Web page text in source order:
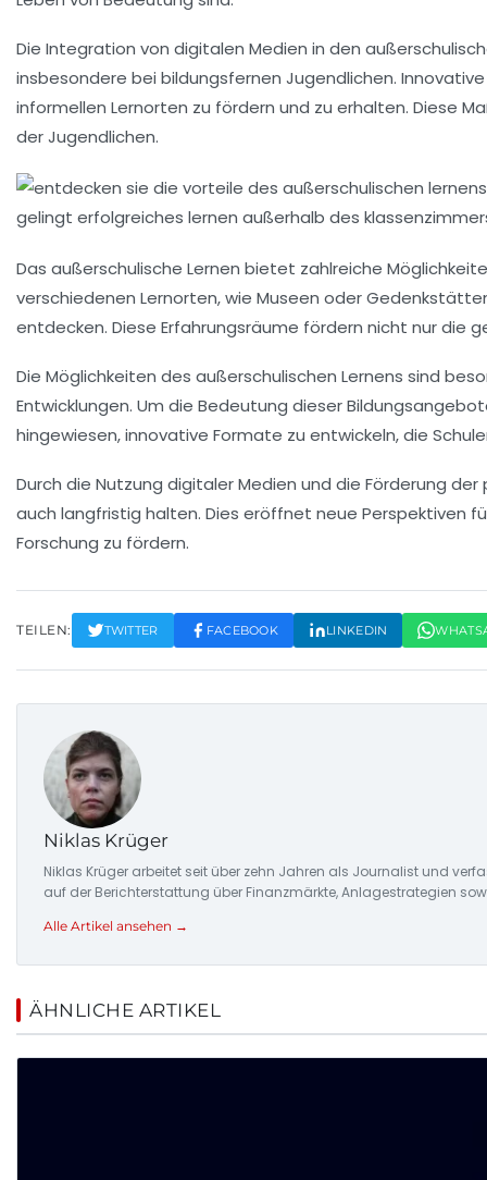
Die Integration von digitalen Medien in den
insbesondere bei bildungsfernen Jugendlichen.
informellen Lernorten zu fördern und zu erhalten. Diese
der Jugendlichen.
Das außerschulische Lernen bietet zahlreiche
verschiedenen Lernorten, wie Museen oder
entdecken. Diese Erfahrungsräume fördern nicht nur die
Die Möglichkeiten des außerschulischen Lernens sind
Entwicklungen. Um die Bedeutung dieser
hingewiesen, innovative Formate zu entwickeln, die
Durch die Nutzung digitaler Medien und die Förderung der
auch langfristig halten. Dies eröffnet neue Perspektiven
Forschung zu fördern.
TEILEN: TWITTER FACEBOOK LINKEDIN
Niklas Krüger
Niklas Krüger arbeitet seit über zehn Jahren als Journalist und
auf der Berichterstattung über Finanzmärkte, Anlagestrategien
Alle Artikel ansehen →
ÄHNLICHE ARTIKEL